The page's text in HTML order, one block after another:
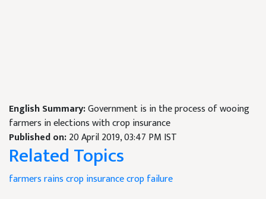
English Summary:Government is in the process of wooing
farmers in elections with crop insurance
Published on:20 April 2019, 03:47 PM IST
Related Topics
farmersrainscropinsurancecrop failure